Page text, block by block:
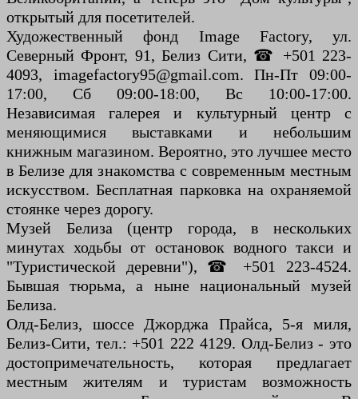
открытый для посетителей.
Художественный фонд Image Factory, ул.
Северный Фронт, 91, Белиз Сити, ☎ +501 223-
4093, imagefactory95@gmail.com. Пн-Пт 09:00-
17:00, Сб 09:00-18:00, Вс 10:00-17:00.
Независимая галерея и культурный центр с
меняющимися выставками и небольшим
книжным магазином. Вероятно, это лучшее место
в Белизе для знакомства с современным местным
искусством. Бесплатная парковка на охраняемой
стоянке через дорогу.
Музей Белиза (центр города, в нескольких
минутах ходьбы от остановок водного такси и
"Туристической деревни"), ☎ +501 223-4524.
Бывшая тюрьма, а ныне национальный музей
Белиза.
Олд-Белиз, шоссе Джорджа Прайса, 5-я миля,
Белиз-Сити, тел.: +501 222 4129. Олд-Белиз - это
достопримечательность, которая предлагает
местным жителям и туристам возможность